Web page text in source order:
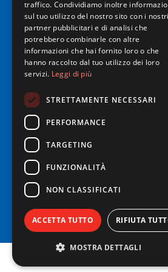
NewPrinces S.p.A.
CF e P. Iva 00183410653 / REA di RE n°277595.
Ufficio del Registro: Camera di Commercio
Cap. Soc. € 43.935.050,00 i.v.
Cookie Policy
Privacy Policy
Whistleblowing
Codice Etico e di Condotta
Informativa Imballi per il trasporto
© 2025 NewPrinces S.p.A - All Rights Reserved.
traffico. Condividiamo inoltre
sul tuo utilizzo del nostro sito con i nostri
partner pubblicitari e di analisi che
potrebbero combinarle con altre
informazioni che hai fornito loro o che
hanno raccolto dal tuo utilizzo dei loro
servizi. Leggi di più
STRETTAMENTE NECESSARI
PERFORMANCE
TARGETING
FUNZIONALITÀ
NON CLASSIFICATI
ACCETTA TUTTO RIFIUTA
MOSTRA DETTAGLI